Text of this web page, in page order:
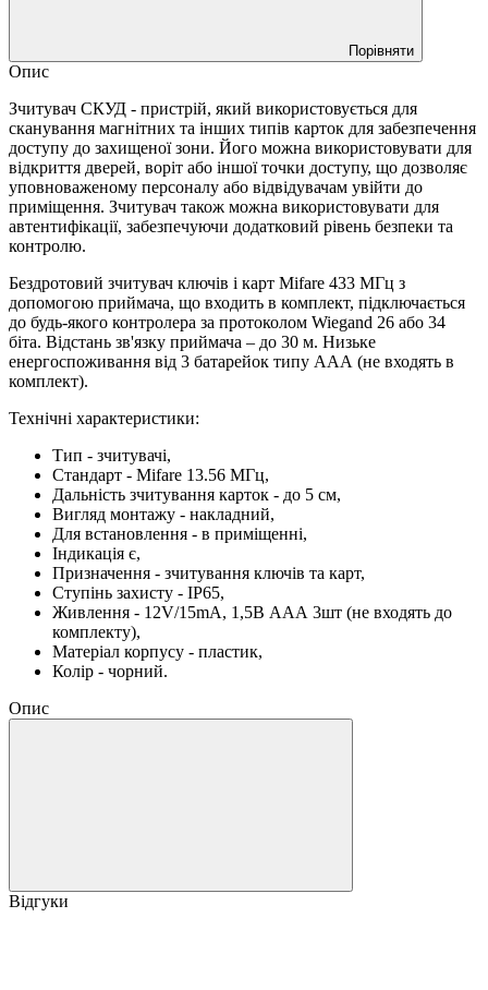
Порівняти
Опис
Зчитувач СКУД - пристрій, який використовується для
сканування магнітних та інших типів карток для забезпечення
доступу до захищеної зони. Його можна використовувати для
відкриття дверей, воріт або іншої точки доступу, що дозволяє
уповноваженому персоналу або відвідувачам увійти до
приміщення. Зчитувач також можна використовувати для
автентифікації, забезпечуючи додатковий рівень безпеки та
контролю.
Бездротовий зчитувач ключів і карт Mifare 433 МГц з
допомогою приймача, що входить в комплект, підключається
до будь-якого контролера за протоколом Wiegand 26 або 34
біта. Відстань зв'язку приймача – до 30 м. Низьке
енергоспоживання від 3 батарейок типу ААА (не входять в
комплект).
Технічні характеристики:
Тип - зчитувачі,
Стандарт - Mifare 13.56 МГц,
Дальність зчитування карток - до 5 см,
Вигляд монтажу - накладний,
Для встановлення - в приміщенні,
Індикація є,
Призначення - зчитування ключів та карт,
Ступінь захисту - IP65,
Живлення - 12V/15mA, 1,5В ААА 3шт (не входять до
комплекту),
Матеріал корпусу - пластик,
Колір - чорний.
Опис
Відгуки